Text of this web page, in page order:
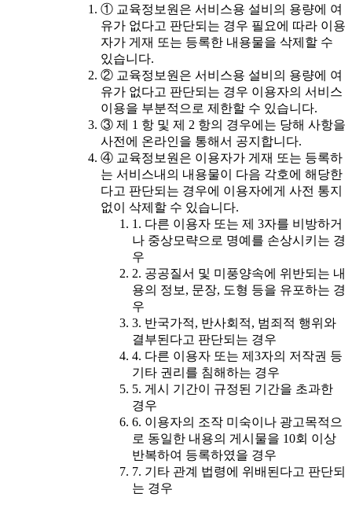
① 교육정보원은 서비스용 설비의 용량에 여
유가 없다고 판단되는 경우 필요에 따라 이용
자가 게재 또는 등록한 내용물을 삭제할 수
있습니다.
② 교육정보원은 서비스용 설비의 용량에 여
유가 없다고 판단되는 경우 이용자의 서비스
이용을 부분적으로 제한할 수 있습니다.
③ 제 1 항 및 제 2 항의 경우에는 당해 사항을
사전에 온라인을 통해서 공지합니다.
④ 교육정보원은 이용자가 게재 또는 등록하
는 서비스내의 내용물이 다음 각호에 해당한
다고 판단되는 경우에 이용자에게 사전 통지
없이 삭제할 수 있습니다.
1. 다른 이용자 또는 제 3자를 비방하거
나 중상모략으로 명예를 손상시키는 경
우
2. 공공질서 및 미풍양속에 위반되는 내
용의 정보, 문장, 도형 등을 유포하는 경
우
3. 반국가적, 반사회적, 범죄적 행위와
결부된다고 판단되는 경우
4. 다른 이용자 또는 제3자의 저작권 등
기타 권리를 침해하는 경우
5. 게시 기간이 규정된 기간을 초과한
경우
6. 이용자의 조작 미숙이나 광고목적으
로 동일한 내용의 게시물을 10회 이상
반복하여 등록하였을 경우
7. 기타 관계 법령에 위배된다고 판단되
는 경우